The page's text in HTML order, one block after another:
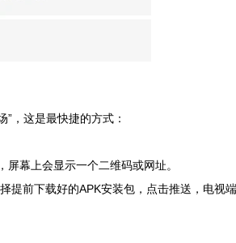
”，这是最快捷的方式：
屏幕上会显示一个二维码或网址。
提前下载好的APK安装包，点击推送，电视